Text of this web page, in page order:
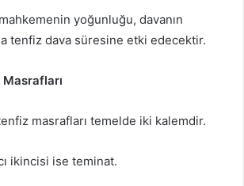
yoğunluğu, davanın
tenfiz dava süresine etki edecektir.
Masrafları
masrafları temelde iki kalemdir.
ikincisi ise teminat.